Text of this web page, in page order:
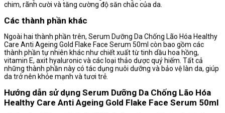
chim, rãnh cười và tăng cường độ săn chắc của da.
Các thành phần khác
Ngoài hai thành phần trên, Serum Dưỡng Da Chống Lão Hóa Healthy
Care Anti Ageing Gold Flake Face Serum 50ml còn bao gồm các
thành phần tự nhiên khác như chiết xuất từ ​​tinh dầu hoa hồng,
vitamin E, axit hyaluronic và các loại thảo dược quý hiếm. Tất cả
những thành phần này có tác dụng nuôi dưỡng và bảo vệ làn da, giúp
da trở nên khỏe mạnh và tươi trẻ.
Hướng dẫn sử dụng Serum Dưỡng Da Chống Lão Hóa
Healthy Care Anti Ageing Gold Flake Face Serum 50ml